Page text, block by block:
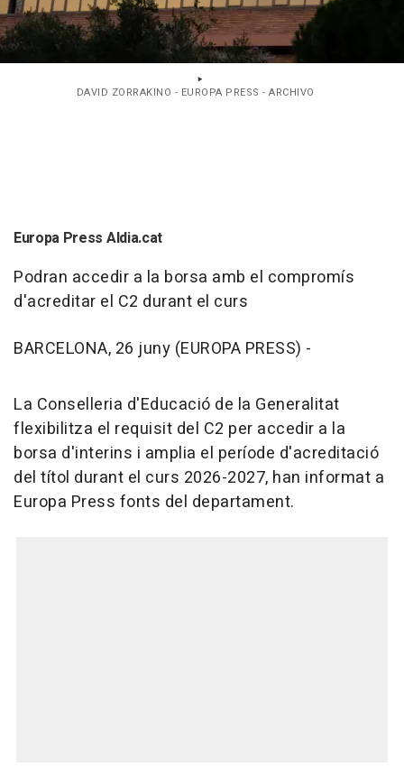
DAVID ZORRAKINO - EUROPA PRESS - ARCHIVO
Europa Press Aldia.cat
Podran accedir a la borsa amb el compromís
d'acreditar el C2 durant el curs
BARCELONA, 26 juny (EUROPA PRESS) -
La Conselleria d'Educació de la Generalitat
flexibilitza el requisit del C2 per accedir a la
borsa d'interins i amplia el període d'acreditació
del títol durant el curs 2026-2027, han informat a
Europa Press fonts del departament.